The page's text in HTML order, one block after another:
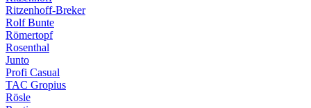
Ritzenhoff-Breker
Rolf Bunte
Römertopf
Rosenthal
Junto
Profi Casual
TAC Gropius
Rösle